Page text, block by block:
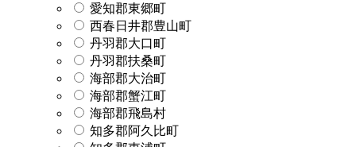
愛知郡東郷町
西春日井郡豊山町
丹羽郡大口町
丹羽郡扶桑町
海部郡大治町
海部郡蟹江町
海部郡飛島村
知多郡阿久比町